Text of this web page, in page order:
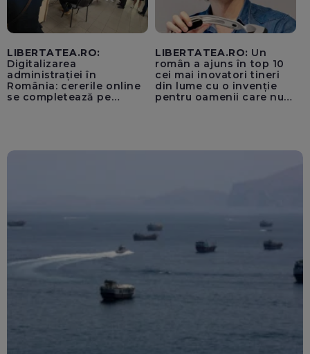
LIBERTATEA.RO:
Digitalizarea
administrației în
România: cererile online
se completează pe
LIBERTATEA.RO: Un
român a ajuns în top 10
cei mai inovatori tineri
din lume cu o invenție
pentru oamenii care nu